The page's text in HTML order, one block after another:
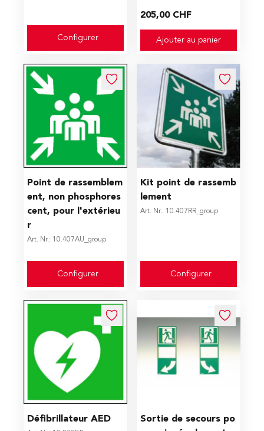
Configurer
205,00 CHF
Ajouter au panier
Point de rassemblem
ent, non phosphores
cent, pour l'extérieu
r
Art. Nr.: 10.407AU_group
The price depends on the options chosen on the
Configurer
Kit point de rassemb
lement
Art. Nr.: 10.407RR_group
The price depends on the
Configurer
Défibrillateur AED
The price depends on the options chosen on the
Sortie de secours po